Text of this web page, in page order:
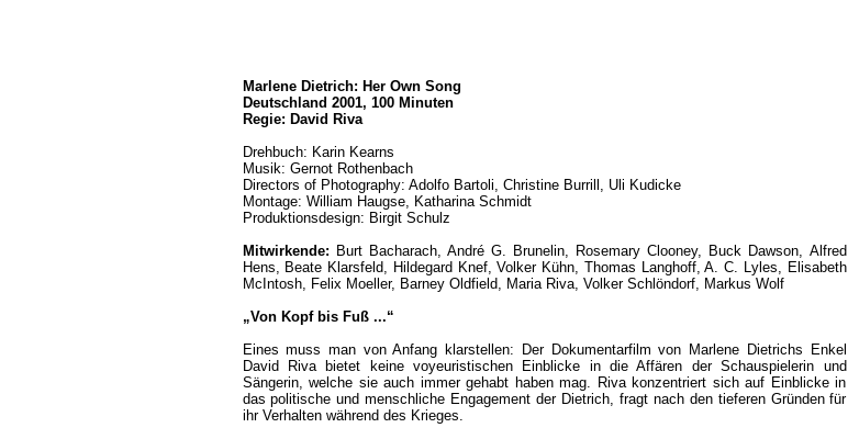
Marlene Dietrich: Her Own Song
Deutschland 2001, 100 Minuten
Regie: David Riva
Drehbuch: Karin Kearns
Musik: Gernot Rothenbach
Directors of Photography: Adolfo Bartoli, Christine Burrill, Uli Kudicke
Montage: William Haugse, Katharina Schmidt
Produktionsdesign: Birgit Schulz
Mitwirkende: Burt Bacharach, André G. Brunelin, Rosemary Clooney, Buck Dawson, Alfred
Hens, Beate Klarsfeld, Hildegard Knef, Volker Kühn, Thomas Langhoff, A. C. Lyles, Elisabeth
McIntosh, Felix Moeller, Barney Oldfield, Maria Riva, Volker Schlöndorf, Markus Wolf
„Von Kopf bis Fuß ...“
Eines muss man von Anfang klarstellen: Der Dokumentarfilm von Marlene Dietrichs Enkel
David Riva bietet keine voyeuristischen Einblicke in die Affären der Schauspielerin und
Sängerin, welche sie auch immer gehabt haben mag. Riva konzentriert sich auf Einblicke in
das politische und menschliche Engagement der Dietrich, fragt nach den tieferen Gründen für
ihr Verhalten während des Krieges.